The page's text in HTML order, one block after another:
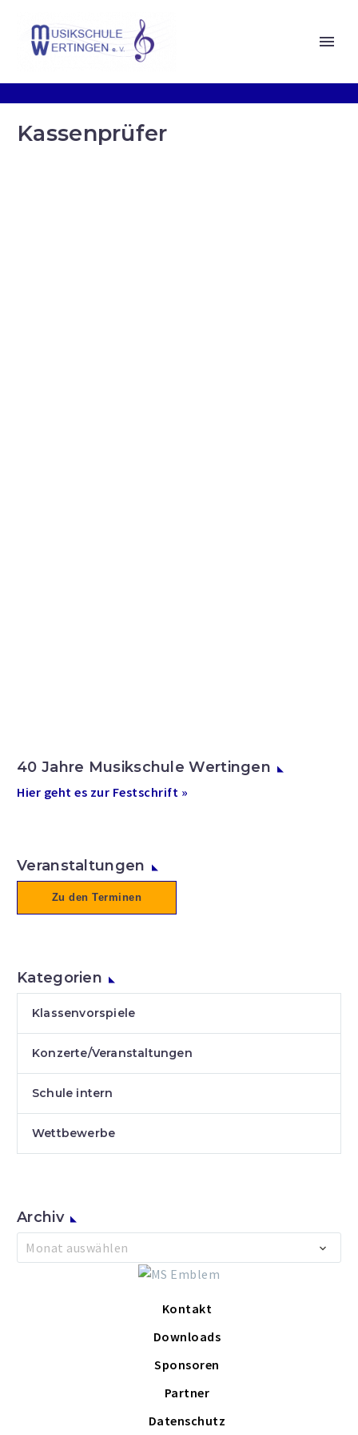
Kassenprüfer
40 Jahre Musikschule Wertingen
Hier geht es zur Festschrift »
Veranstaltungen
Zu den Terminen
Kategorien
Klassenvorspiele
Konzerte/Veranstaltungen
Schule intern
Wettbewerbe
Archiv
Archiv
Monat auswählen
Kontakt
Downloads
Sponsoren
Partner
Datenschutz